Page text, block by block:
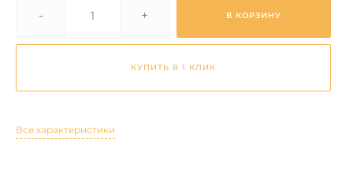
- + В КОРЗИНУ
КУПИТЬ В 1 КЛИК
Все характеристики